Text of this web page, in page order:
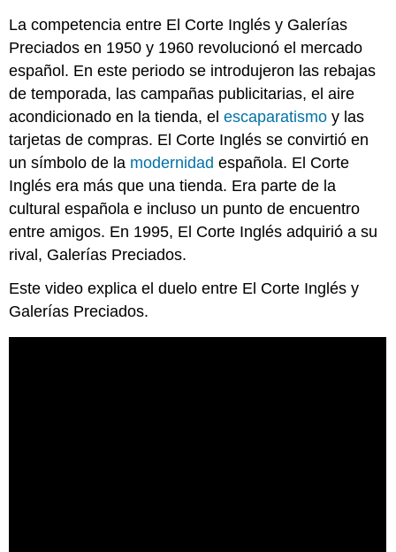
La competencia entre El Corte Inglés y Galerías
Preciados en 1950 y 1960 revolucionó el mercado
español. En este periodo se introdujeron las rebajas
de temporada, las campañas publicitarias, el aire
acondicionado en la tienda, elescaparatismo y las
tarjetas de compras. El Corte Inglés se convirtió en
un símbolo de la modernidad española. El Corte
Inglés era más que una tienda. Era parte de la
cultural española e incluso un punto de encuentro
entre amigos. En 1995, El Corte Inglés adquirió a su
rival, Galerías Preciados.
Este video explica el duelo entre El Corte Inglés y
Galerías Preciados.